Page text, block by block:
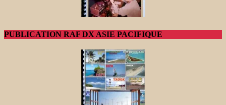
PUBLICATION RAF DX ASIE PACIFIQUE